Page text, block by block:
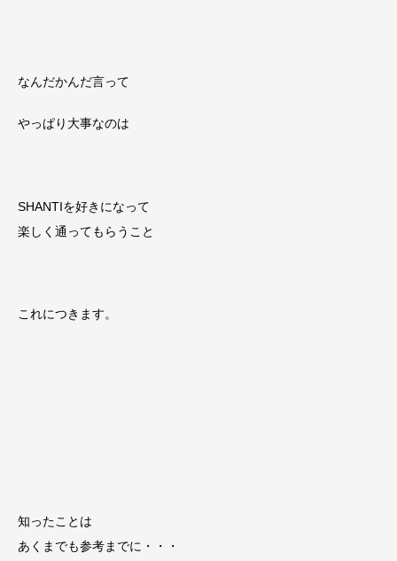
なんだかんだ言って
やっぱり大事なのは
SHANTIを好きになって
楽しく通ってもらうこと
これにつきます。
知ったことは
あくまでも参考までに・・・